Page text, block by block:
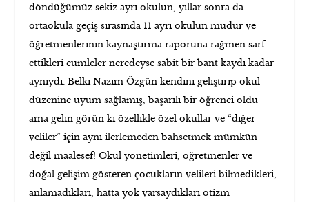
döndüğümüz sekiz ayrı okulun, yıllar sonra da
ortaokula geçiş sırasında 11 ayrı okulun müdür ve
öğretmenlerinin kaynaştırma raporuna rağmen sarf
ettikleri cümleler neredeyse sabit bir bant kaydı kadar
aynıydı. Belki Nazım Özgün kendini geliştirip okul
düzenine uyum sağlamış, başarılı bir öğrenci oldu
ama gelin görün ki özellikle özel okullar ve “diğer
veliler” için aynı ilerlemeden bahsetmek mümkün
değil maalesef! Okul yönetimleri, öğretmenler ve
doğal gelişim gösteren çocukların velileri bilmedikleri,
anlamadıkları, hatta yok varsaydıkları otizm